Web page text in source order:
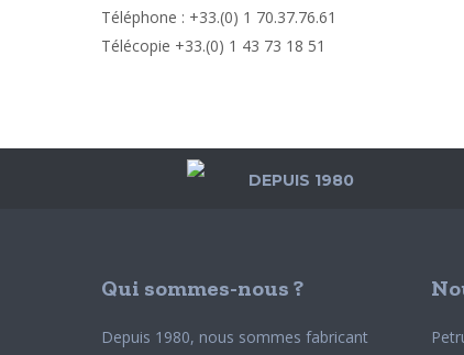
Téléphone : +33.(0) 1 70.37.76.61
Télécopie +33.(0) 1 43 73 18 51
DEPUIS 1980
Qui sommes-nous ?
Depuis 1980, nous sommes fabricant